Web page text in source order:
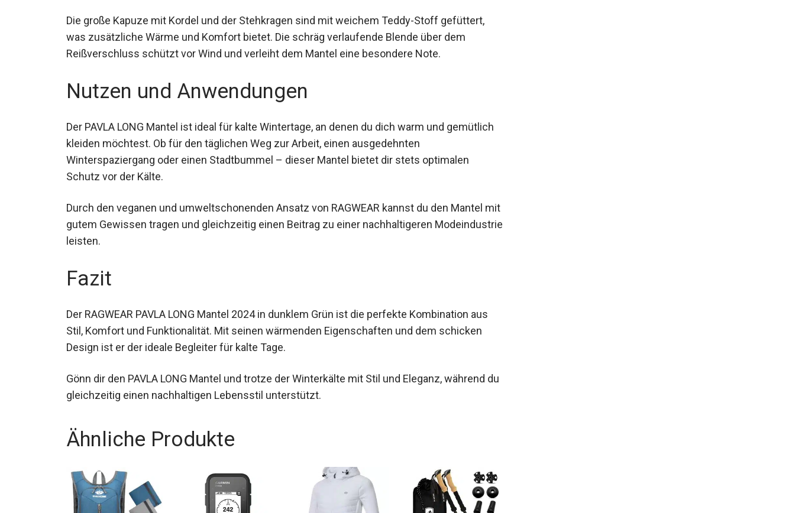
Die große Kapuze mit Kordel und der Stehkragen sind mit weichem Teddy-Stoff gefüttert,
was zusätzliche Wärme und Komfort bietet. Die schräg verlaufende Blende über dem
Reißverschluss schützt vor Wind und verleiht dem Mantel eine besondere Note.
Nutzen und Anwendungen
Der PAVLA LONG Mantel ist ideal für kalte Wintertage, an denen du dich warm und gemütlich
kleiden möchtest. Ob für den täglichen Weg zur Arbeit, einen ausgedehnten
Winterspaziergang oder einen Stadtbummel – dieser Mantel bietet dir stets optimalen
Schutz vor der Kälte.
Durch den veganen und umweltschonenden Ansatz von RAGWEAR kannst du den Mantel
mit gutem Gewissen tragen und gleichzeitig einen Beitrag zu einer nachhaltigeren
Modeindustrie leisten.
Fazit
Der RAGWEAR PAVLA LONG Mantel 2024 in dunklem Grün ist die perfekte Kombination aus
Stil, Komfort und Funktionalität. Mit seinen wärmenden Eigenschaften und dem schicken
Design ist er der ideale Begleiter für kalte Tage.
Gönn dir den PAVLA LONG Mantel und trotze der Winterkälte mit Stil und Eleganz, während
du gleichzeitig einen nachhaltigen Lebensstil unterstützt.
Ähnliche Produkte